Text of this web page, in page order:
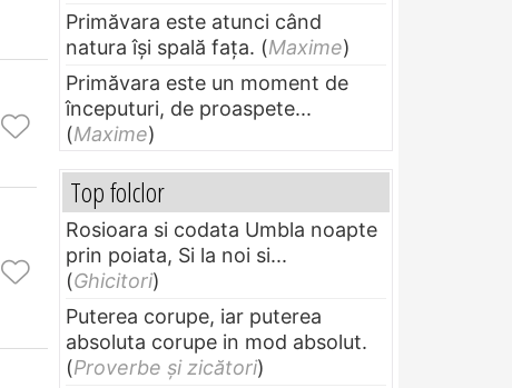
Primăvara este atunci când
natura își spală fața. (Maxime)
Primăvara este un moment de
începuturi, de proaspete...
(Maxime)
Top folclor
Rosioara si codata Umbla noapte
prin poiata, Si la noi si...
(Ghicitori)
Puterea corupe, iar puterea
absoluta corupe in mod absolut.
(Proverbe și zicători)